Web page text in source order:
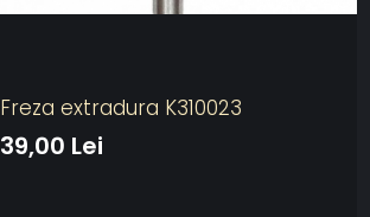
Freza extradura K310023
39,00 Lei